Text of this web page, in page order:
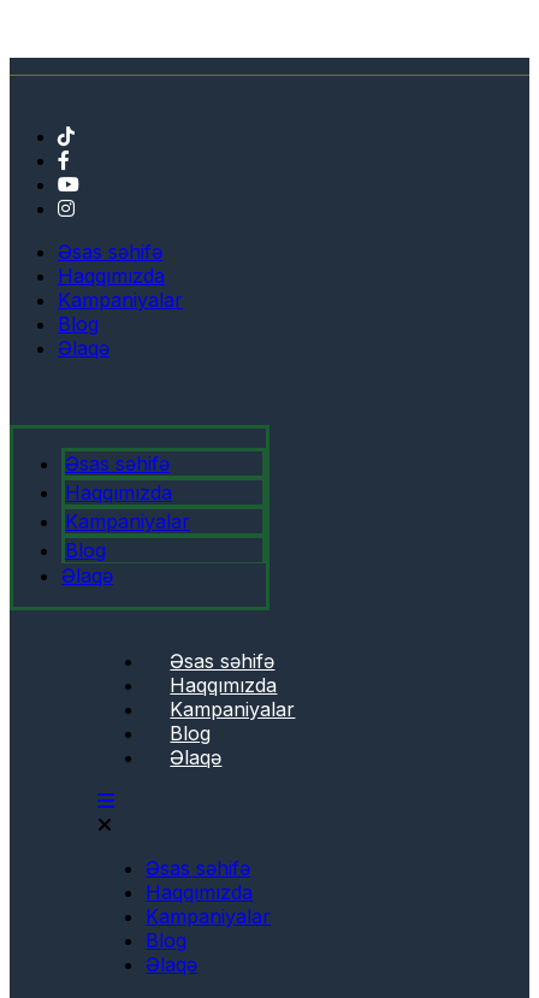
Əsas səhifə
Haqqımızda
Kampaniyalar
Blog
Əlaqə
Əsas səhifə
Haqqımızda
Kampaniyalar
Blog
Əlaqə
Əsas səhifə
Haqqımızda
Kampaniyalar
Blog
Əlaqə
Əsas səhifə
Haqqımızda
Kampaniyalar
Blog
Əlaqə